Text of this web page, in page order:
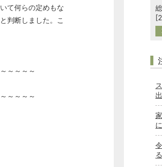
て何らの定めもな
判断しました。こ
～～～～
～～～～